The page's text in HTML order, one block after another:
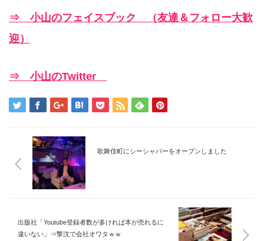
⇒ 小山のフェイスブック （友達＆フォロー大歓
迎）
⇒ 小山のTwitter
歌舞伎町にシーシャバーをオープンしました
出版社「Youtube登録者数が多ければ本が売れるに
違いない」⇒撃沈で会社オワタｗｗ